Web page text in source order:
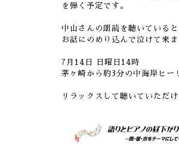
を弾く予定です。
中山さんの朗読を聴いていると
お話にのめり込んで泣けて来ま
7月14日 日曜日14時
茅ヶ崎から約3分の中海岸ヒー
リラックスして聴いていただ